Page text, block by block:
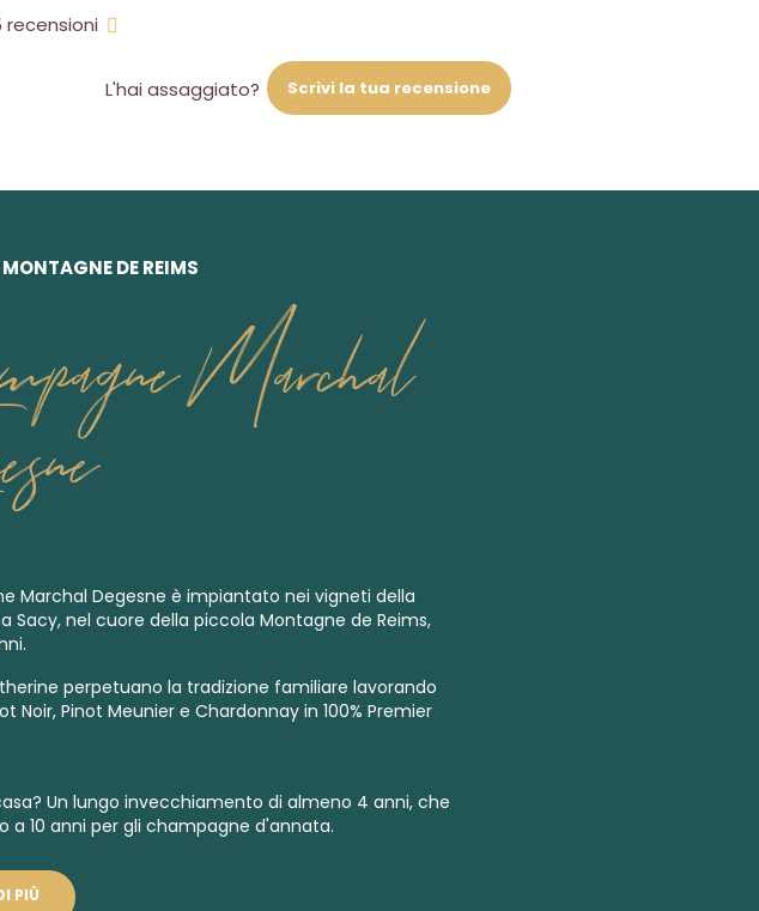
recensioni
L'hai assaggiato? Scrivi la tua recensione
DE REIMS
Marchal
Marchal Degesne è impiantato nei vigneti della
Sacy, nel cuore della piccola Montagne de Reims,
perpetuano la tradizione familiare lavorando
Noir, Pinot Meunier e Chardonnay in 100% Premier
Un lungo invecchiamento di almeno 4 anni, che
a 10 anni per gli champagne d'annata.
PIÙ